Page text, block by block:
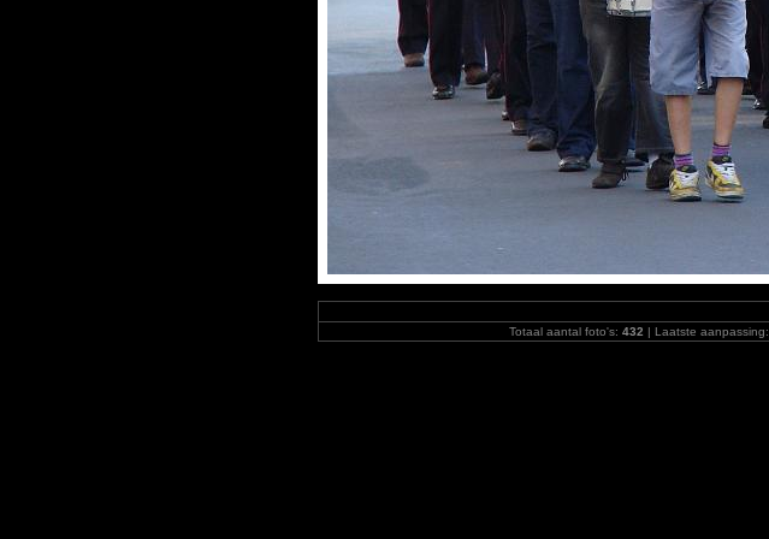
Totaal aantal foto's: 432 | Laatste aanpassing: